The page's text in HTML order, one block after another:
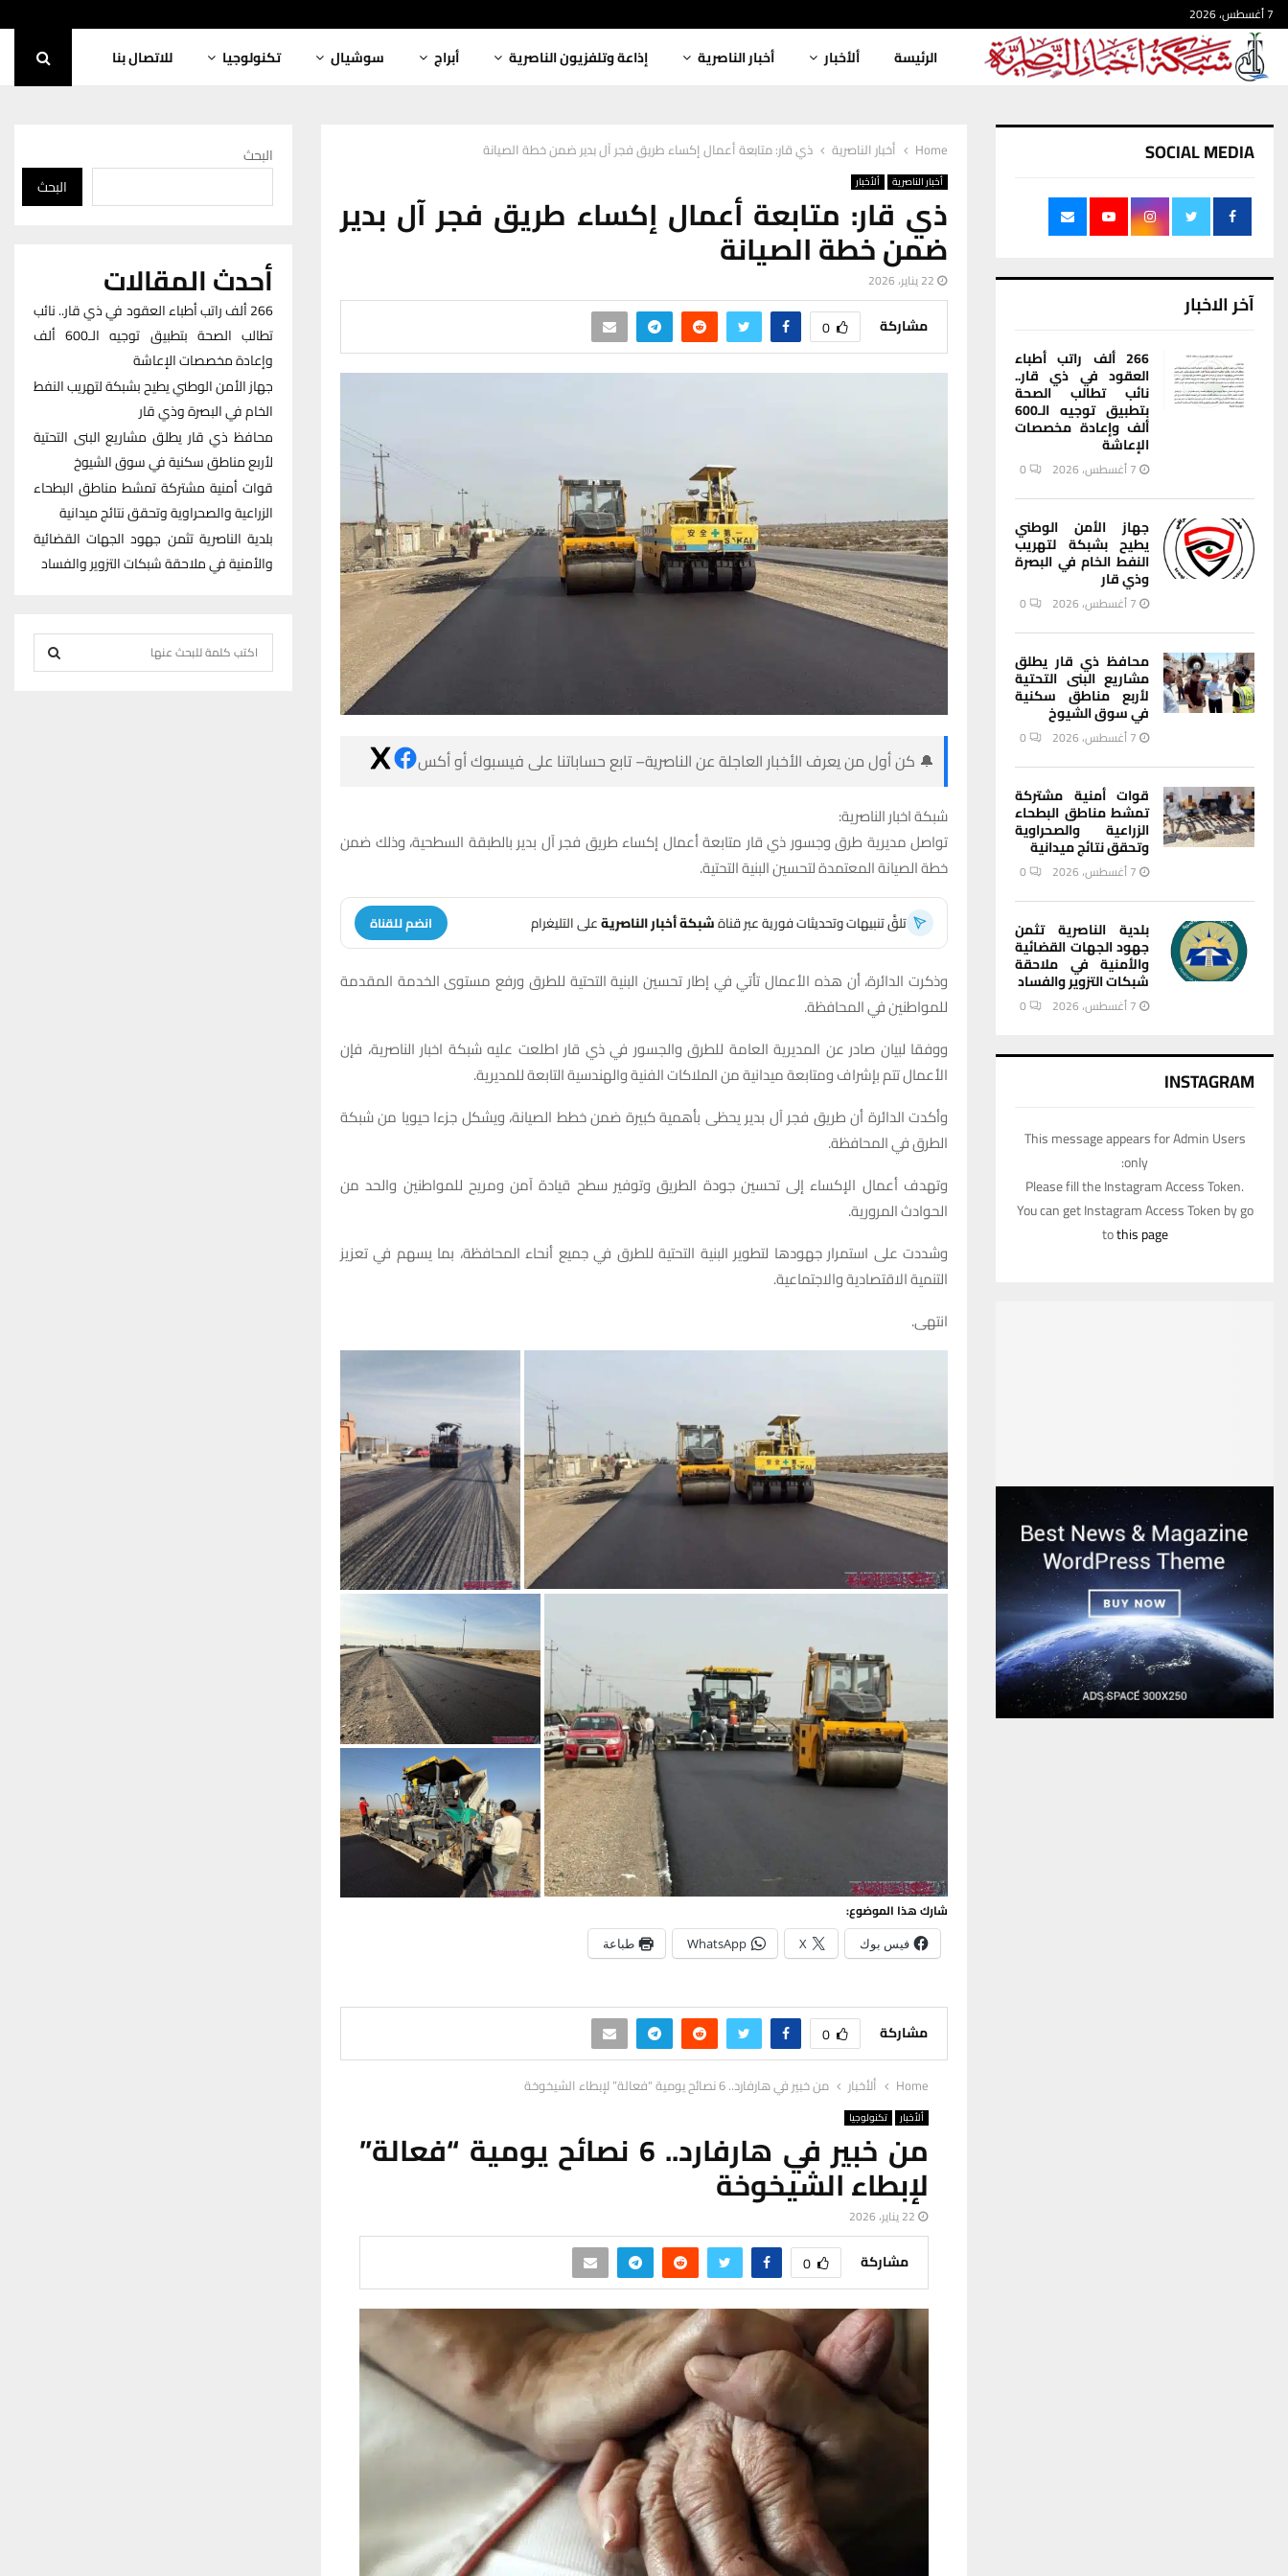
7 أغسطس، 2026
الرئيسة ألأخبار أخبار الناصرية إذاعة وتلفزيون الناصرية أبراج سوشيال تكنولوجيا للاتصال بنا
Home أخبار الناصرية ذي قار: متابعة أعمال إكساء طريق فجر آل بدير ضمن خطة الصيانة
أخبار الناصرية ألأخبار
ذي قار: متابعة أعمال إكساء طريق فجر آل بدير
ضمن خطة الصيانة
22 يناير، 2026
مشاركة 0
🔔 كن أول من يعرف الأخبار العاجلة عن الناصرية– تابع حساباتنا على فيسبوك أو أكس
شبكة اخبار الناصرية:
تواصل مديرية طرق وجسور ذي قار متابعة أعمال إكساء طريق فجر آل بدير بالطبقة السطحية، وذلك ضمن
خطة الصيانة المعتمدة لتحسين البنية التحتية.
تلقَّ تنبيهات وتحديثات فورية عبر قناةشبكة أخبار الناصريةعلى التليغرام انضم للقناة
وذكرت الدائرة، أن هذه الأعمال تأتي في إطار تحسين البنية التحتية للطرق ورفع مستوى الخدمة المقدمة
للمواطنين في المحافظة.
ووفقا لبيان صادر عن المديرية العامة للطرق والجسور في ذي قار اطلعت عليه شبكة اخبار الناصرية، فإن
الأعمال تتم بإشراف ومتابعة ميدانية من الملاكات الفنية والهندسية التابعة للمديرية.
وأكدت الدائرة أن طريق فجر آل بدير يحظى بأهمية كبيرة ضمن خطط الصيانة، ويشكل جزءا حيويا من شبكة
الطرق في المحافظة.
وتهدف أعمال الإكساء إلى تحسين جودة الطريق وتوفير سطح قيادة آمن ومريح للمواطنين والحد من
الحوادث المرورية.
وشددت على استمرار جهودها لتطوير البنية التحتية للطرق في جميع أنحاء المحافظة، بما يسهم في تعزيز
التنمية الاقتصادية والاجتماعية.
انتهى.
شارك هذا الموضوع:
فيس بوك X
WhatsApp طباعة
مشاركة 0
Home ألأخبار من خبير في هارفارد.. 6 نصائح يومية “فعالة” لإبطاء الشيخوخة
ألأخبار تكنولوجيا
من خبير في هارفارد.. 6 نصائح يومية “فعالة”
لإبطاء الشيخوخة
22 يناير، 2026
مشاركة 0
SOCIAL MEDIA
آخر الاخبار
266 ألف راتب أطباء
العقود في ذي قار..
نائب تطالب الصحة
بتطبيق توجيه الـ600
ألف وإعادة مخصصات
الإعاشة
7 أغسطس، 2026 0
جهاز الأمن الوطني
يطيح بشبكة لتهريب
النفط الخام في البصرة
وذي قار
7 أغسطس، 2026 0
محافظ ذي قار يطلق
مشاريع البنى التحتية
لأربع مناطق سكنية
في سوق الشيوخ
7 أغسطس، 2026 0
قوات أمنية مشتركة
تمشط مناطق البطحاء
الزراعية والصحراوية
وتحقق نتائج ميدانية
7 أغسطس، 2026 0
بلدية الناصرية تثمن
جهود الجهات القضائية
والأمنية في ملاحقة
شبكات التزوير والفساد
7 أغسطس، 2026 0
INSTAGRAM
This message appears for Admin Users
only:
Please fill the Instagram Access Token.
You can get Instagram Access Token by go
tothis page
البحث
البحث
أحدث المقالات
266 ألف راتب أطباء العقود في ذي قار.. نائب
تطالب الصحة بتطبيق توجيه الـ600 ألف
وإعادة مخصصات الإعاشة
جهاز الأمن الوطني يطيح بشبكة لتهريب النفط
الخام في البصرة وذي قار
محافظ ذي قار يطلق مشاريع البنى التحتية
لأربع مناطق سكنية في سوق الشيوخ
قوات أمنية مشتركة تمشط مناطق البطحاء
الزراعية والصحراوية وتحقق نتائج ميدانية
بلدية الناصرية تثمن جهود الجهات القضائية
والأمنية في ملاحقة شبكات التزوير والفساد
e